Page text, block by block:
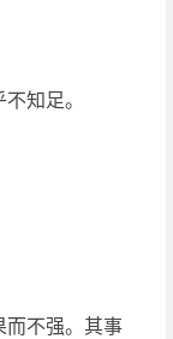
知足。
而不强。其事